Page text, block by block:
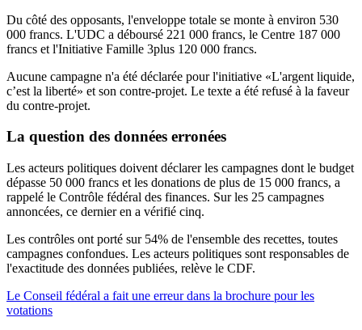
Du côté des opposants, l'enveloppe totale se monte à environ 530
000 francs. L'UDC a déboursé 221 000 francs, le Centre 187 000
francs et l'Initiative Famille 3plus 120 000 francs.
Aucune campagne n'a été déclarée pour l'initiative «L'argent liquide,
c’est la liberté» et son contre-projet. Le texte a été refusé à la faveur
du contre-projet.
La question des données erronées
Les acteurs politiques doivent déclarer les campagnes dont le budget
dépasse 50 000 francs et les donations de plus de 15 000 francs, a
rappelé le Contrôle fédéral des finances. Sur les 25 campagnes
annoncées, ce dernier en a vérifié cinq.
Les contrôles ont porté sur 54% de l'ensemble des recettes, toutes
campagnes confondues. Les acteurs politiques sont responsables de
l'exactitude des données publiées, relève le CDF.
Le Conseil fédéral a fait une erreur dans la brochure pour les
votations